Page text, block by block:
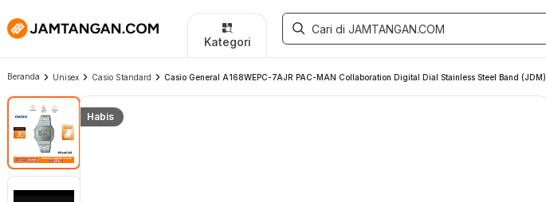
Kategori
Beranda Unisex Casio Standard Casio General A168WEPC-7AJR PAC-MAN Collaboration Digital Dial Stainless Steel Band (JDM)
Habis